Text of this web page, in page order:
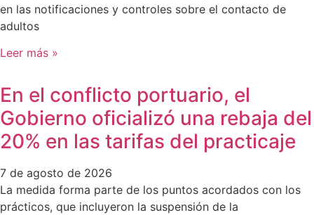
en las notificaciones y controles sobre el contacto de
adultos
Leer más »
En el conflicto portuario, el
Gobierno oficializó una rebaja del
20% en las tarifas del practicaje
7 de agosto de 2026
La medida forma parte de los puntos acordados con los
prácticos, que incluyeron la suspensión de la